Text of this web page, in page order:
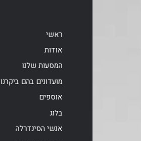
ראשי
אודות
המסעות שלנו
מועדונים בהם ביקרנו
אוספים
בלוג
אנשי הסינדרלה